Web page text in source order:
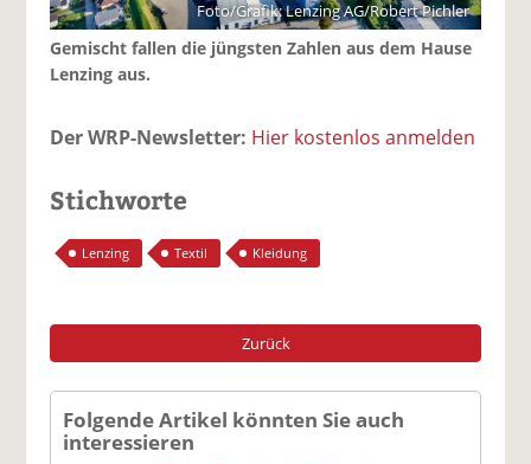
Foto/Grafik: Lenzing AG/Robert Pichler
Gemischt fallen die jüngsten Zahlen aus dem Hause
Lenzing aus.
Der WRP-Newsletter: Hier kostenlos anmelden
Stichworte
Lenzing Textil Kleidung
Zurück
Folgende Artikel könnten Sie auch
interessieren